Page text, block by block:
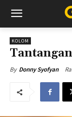
KOLOM
By Donny Syofyan